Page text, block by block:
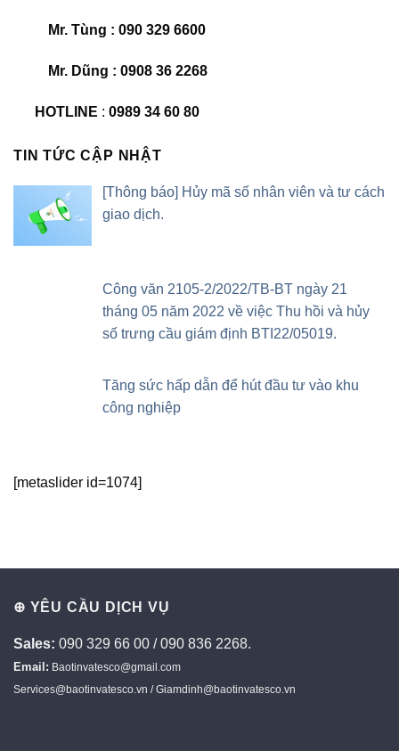
Mr. Tùng : 090 329 6600
Mr. Dũng : 0908 36 2268
HOTLINE : 0989 34 60 80
TIN TỨC CẬP NHẬT
[Thông báo] Hủy mã số nhân viên và tư cách
giao dịch.
Công văn 2105-2/2022/TB-BT ngày 21
tháng 05 năm 2022 về việc Thu hồi và hủy
số trưng cầu giám định BTI22/05019.
Tăng sức hấp dẫn để hút đầu tư vào khu
công nghiệp
[metaslider id=1074]
⊕ YÊU CẦU DỊCH VỤ
Sales: 090 329 66 00 / 090 836 2268.
Email: Baotinvatesco@gmail.com
Services@baotinvatesco.vn / Giamdinh@baotinvatesco.vn